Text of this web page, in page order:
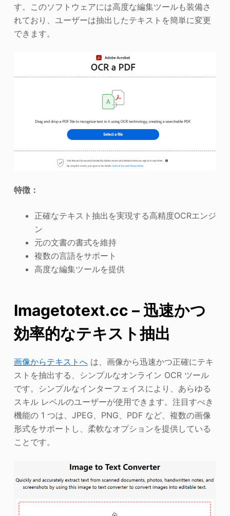
す。このソフトウェアには高度な編集ツールも装備さ
れており、ユーザーは抽出したテキストを簡単に変更
できます。
特徴：
正確なテキスト抽出を実現する高精度OCRエンジ
ン
元の文書の書式を維持
複数の言語をサポート
高度な編集ツールを提供
Imagetotext.cc – 迅速かつ
効率的なテキスト抽出
画像からテキストへは、画像から迅速かつ正確にテキ
ストを抽出する、シンプルなオンライン OCR ツール
です。シンプルなインターフェイスにより、あらゆる
スキル レベルのユーザーが使用できます。注目すべき
機能の 1 つは、JPEG、PNG、PDF など、複数の画像
形式をサポートし、柔軟なオプションを提供している
ことです。